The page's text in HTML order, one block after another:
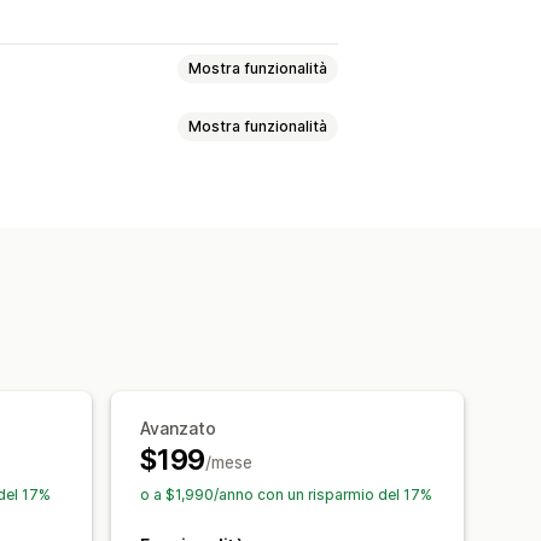
Mostra funzionalità
Richieste personalizzate
Mostra funzionalità
17%
Avanzato
$199/mese
o a $1,990/anno con un risparmio del 17%